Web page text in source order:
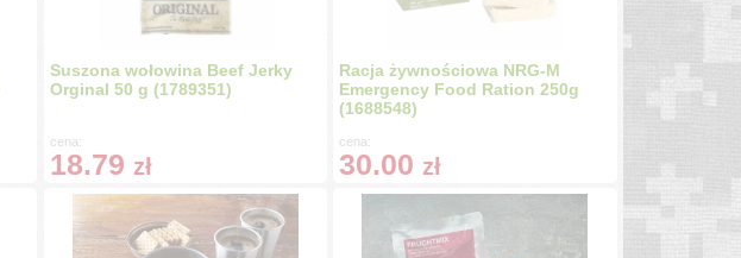
Suszona wołowina Beef Jerky
Orginal 50 g (1789351)
cena:
18.79 zł
Racja żywnościowa NRG-M
Emergency Food Ration 250g
(1688548)
cena:
30.00 zł